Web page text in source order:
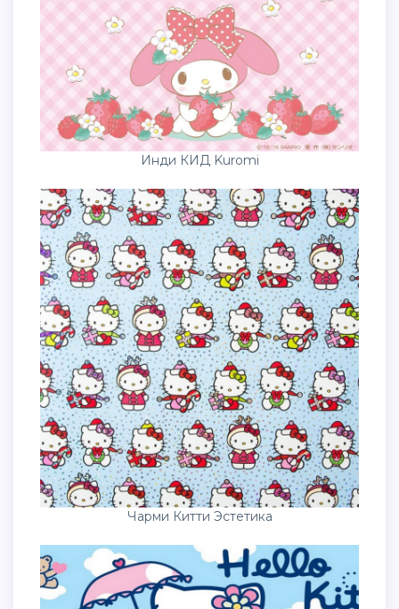
Инди КИД Kuromi
Чарми Китти Эстетика